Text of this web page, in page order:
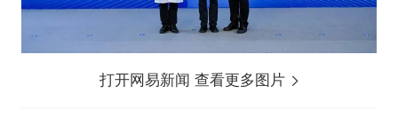
打开网易新闻 查看更多图片